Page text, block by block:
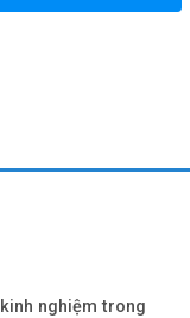
nghiệm trong